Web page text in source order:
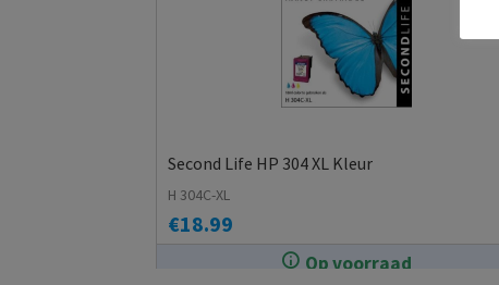
Op voorraad
Second Life HP 304 XL Kleur
€18.99
H 304C-XL